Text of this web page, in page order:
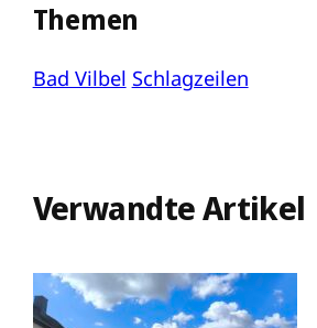
Themen
Bad Vilbel Schlagzeilen
Verwandte Artikel